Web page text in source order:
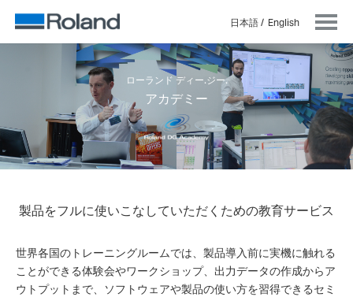
日本語 English
ローランド ディー.ジー.
アカデミー
製品をフルに使いこなしていただくための教育サービス
世界各国のトレーニングルームでは、製品導入前に実機に触れる
ことができる体験会やワークショップ、出力データの作成からア
ウトプットまで、ソフトウェアや製品の使い方を習得できるセミ